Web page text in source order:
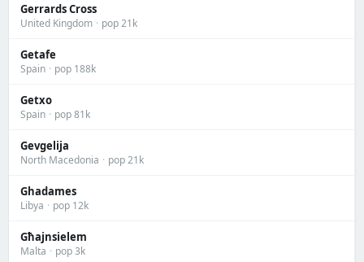
Gerrards Cross
United Kingdom · pop 21k
Getafe
Spain · pop 188k
Getxo
Spain · pop 81k
Gevgelija
North Macedonia · pop 21k
Ghadames
Libya · pop 12k
Għajnsielem
Malta · pop 3k